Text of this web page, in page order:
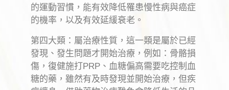
的運動習慣，能有效降低罹患慢性病與癌症
的機率，以及有效延緩衰老。
第四大類：屬治療性質，這一類是屬於已經
發現、發生問題才開始治療，例如：骨骼損
傷，復健施打PRP、血糖偏高需要吃控制血
糖的藥，雖然有及時發現並開始治療，但疾